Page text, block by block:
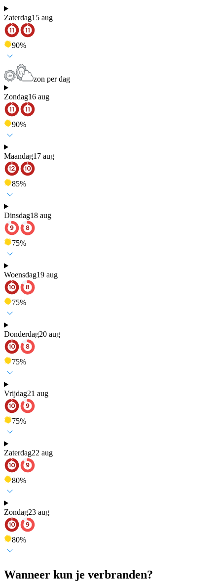
Zaterdag15 aug
90%
zon per dag
Zondag16 aug
90%
Maandag17 aug
85%
Dinsdag18 aug
75%
Woensdag19 aug
75%
Donderdag20 aug
75%
Vrijdag21 aug
75%
Zaterdag22 aug
80%
Zondag23 aug
80%
Wanneer kun je verbranden?